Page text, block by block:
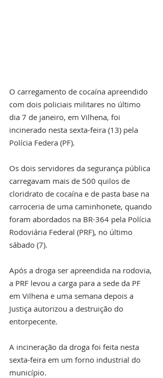
O carregamento de cocaína apreendido
com dois policiais militares no último
dia 7 de janeiro, em Vilhena, foi
incinerado nesta sexta-feira (13) pela
Polícia Federa (PF).
Os dois servidores da segurança pública
carregavam mais de 500 quilos de
cloridrato de cocaína e de pasta base na
carroceria de uma caminhonete, quando
foram abordados na BR-364 pela Polícia
Rodoviária Federal (PRF), no último
sábado (7).
Após a droga ser apreendida na rodovia,
a PRF levou a carga para a sede da PF
em Vilhena e uma semana depois a
Justiça autorizou a destruição do
entorpecente.
A incineração da droga foi feita nesta
sexta-feira em um forno industrial do
município.